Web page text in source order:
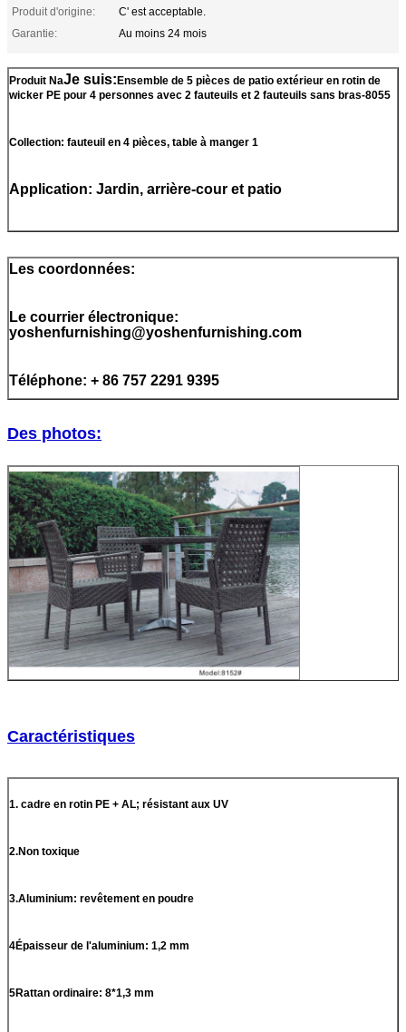
Produit d'origine:
C' est acceptable.
Garantie:
Au moins 24 mois
Produit NaJe suis:Ensemble de 5 pièces de patio extérieur en rotin de
wicker PE pour 4 personnes avec 2 fauteuils et 2 fauteuils sans bras-8055
Collection: fauteuil en 4 pièces, table à manger 1
Application: Jardin, arrière-cour et patio
Les coordonnées:
Le courrier électronique:
yoshenfurnishing@yoshenfurnishing.com
Téléphone: + 86 757 2291 9395
Des photos:
Caractéristiques
1. cadre en rotin PE + AL; résistant aux UV
2.Non toxique
3.Aluminium: revêtement en poudre
4Épaisseur de l'aluminium: 1,2 mm
5Rattan ordinaire: 8*1,3 mm